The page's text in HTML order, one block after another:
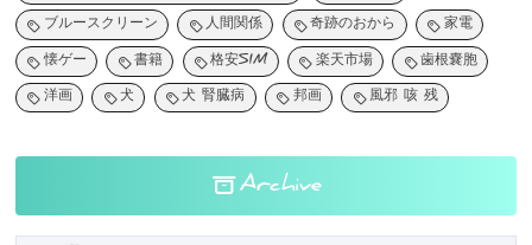
ブルースクリーン 人間関係 奇跡のおから 家電
懐ゲー 書籍 格安SIM 楽天市場 歯根嚢胞
洋画 犬 犬 腎臓病 邦画 風邪 咳 残
Archive